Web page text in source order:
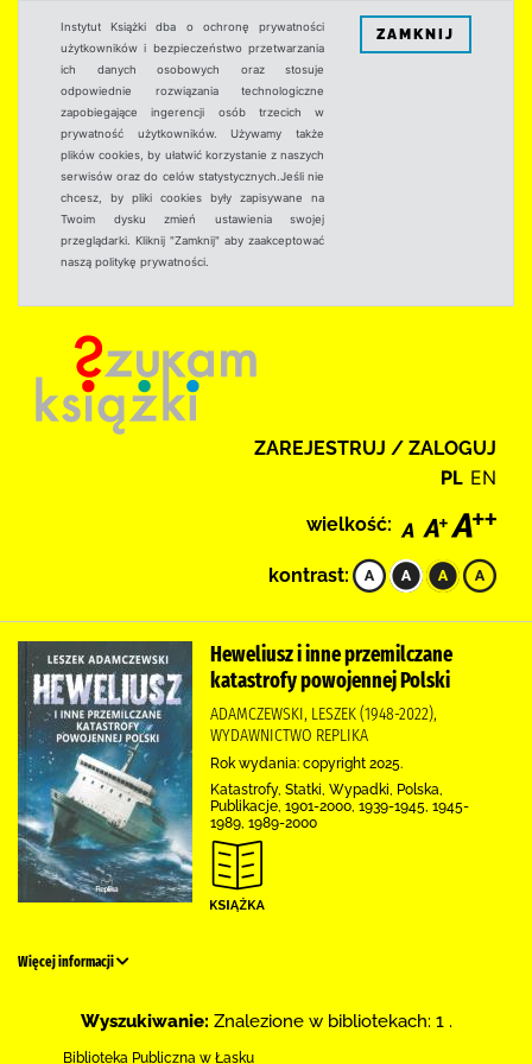
Instytut Książki dba o ochronę prywatności
użytkowników i bezpieczeństwo przetwarzania
ich danych osobowych oraz stosuje
odpowiednie rozwiązania technologiczne
zapobiegające ingerencji osób trzecich w
prywatność użytkowników. Używamy także
plików cookies, by ułatwić korzystanie z naszych
serwisów oraz do celów statystycznych.Jeśli nie
chcesz, by pliki cookies były zapisywane na
Twoim dysku zmień ustawienia swojej
przeglądarki. Kliknij "Zamknij" aby zaakceptować
naszą politykę prywatności.
ZAMKNIJ
ZAREJESTRUJ / ZALOGUJ
PL EN
wielkość:
kontrast:
Heweliusz i inne przemilczane
katastrofy powojennej Polski
ADAMCZEWSKI, LESZEK (1948-2022),
WYDAWNICTWO REPLIKA
Rok wydania: copyright 2025.
Katastrofy, Statki, Wypadki, Polska,
Publikacje, 1901-2000, 1939-1945, 1945-
1989, 1989-2000
Więcej informacji
Wyszukiwanie: Znalezione w bibliotekach: 1 .
Biblioteka Publiczna w Łasku